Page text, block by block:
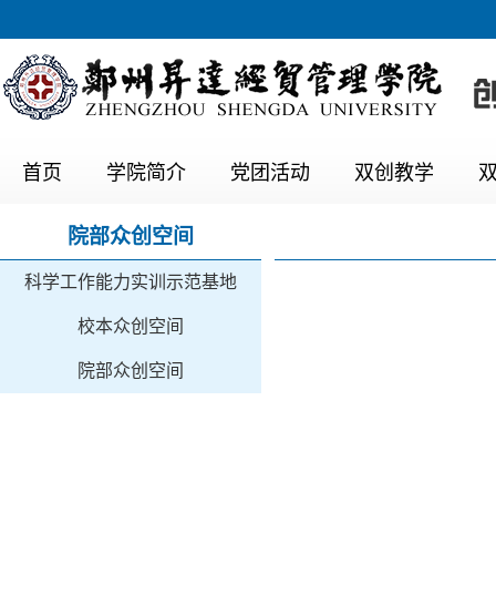
首页 学院简介 党团活动 双创教学
院部众创空间
科学工作能力实训示范基地
校本众创空间
院部众创空间